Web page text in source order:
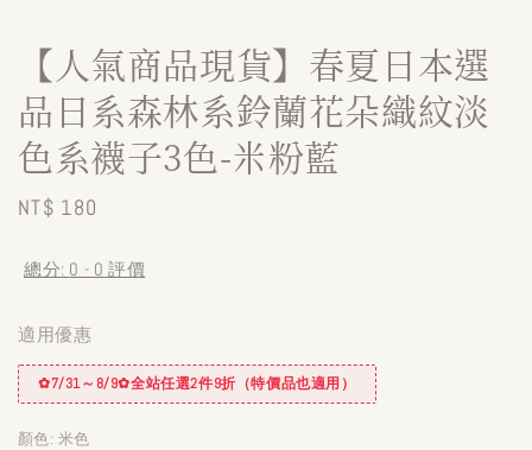
【人氣商品現貨】春夏日本選
品日系森林系鈴蘭花朵織紋淡
色系襪子3色-米粉藍
Regular
NT$ 180
總分: 0 - 0 評價
適用優惠
✿7/31～8/9✿全站任選2件9折（特價品也適用）
顏色: 米色